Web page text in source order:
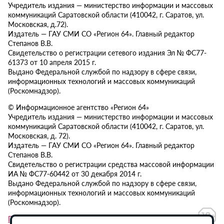
Учредитель издания — министерство информации и массовых
коммуникаций Саратовской области (410042, г. Саратов, ул.
Московская, д.72).
Издатель — ГАУ СМИ СО «Регион 64». Главный редактор
Степанов В.В.
Свидетельство о регистрации сетевого издания Эл № ФС77-
61373 от 10 апреля 2015 г.
Выдано Федеральной службой по надзору в сфере связи,
информационных технологий и массовых коммуникаций
(Роскомнадзор).
© Информационное агентство «Регион 64»
Учредитель издания — министерство информации и массовых
коммуникаций Саратовской области (410042, г. Саратов, ул.
Московская, д. 72).
Издатель — ГАУ СМИ СО «Регион 64». Главный редактор
Степанов В.В.
Свидетельство о регистрации средства массовой информации
ИА № ФС77-60442 от 30 декабря 2014 г.
Выдано Федеральной службой по надзору в сфере связи,
информационных технологий и массовых коммуникаций
(Роскомнадзор).
Политика в отношении обработки персональных данных